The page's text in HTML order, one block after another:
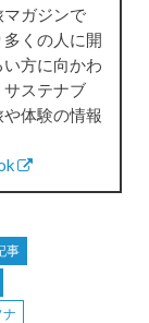
ガジンで
くの人に開
方に向かわ
ステナブ
体験の情報
事
ナ